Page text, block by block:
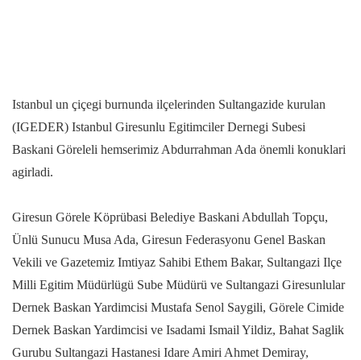
Istanbul un çiçegi burnunda ilçelerinden Sultangazide kurulan
(IGEDER) Istanbul Giresunlu Egitimciler Dernegi Subesi
Baskani Göreleli hemserimiz Abdurrahman Ada önemli konuklari
agirladi.
Giresun Görele Köprübasi Belediye Baskani Abdullah Topçu,
Ünlü Sunucu Musa Ada, Giresun Federasyonu Genel Baskan
Vekili ve Gazetemiz Imtiyaz Sahibi Ethem Bakar, Sultangazi Ilçe
Milli Egitim Müdürlügü Sube Müdürü ve Sultangazi Giresunlular
Dernek Baskan Yardimcisi Mustafa Senol Saygili, Görele Cimide
Dernek Baskan Yardimcisi ve Isadami Ismail Yildiz, Bahat Saglik
Gurubu Sultangazi Hastanesi Idare Amiri Ahmet Demiray,